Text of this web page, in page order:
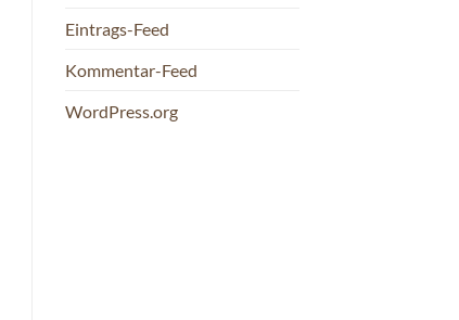
Eintrags-Feed
Kommentar-Feed
WordPress.org